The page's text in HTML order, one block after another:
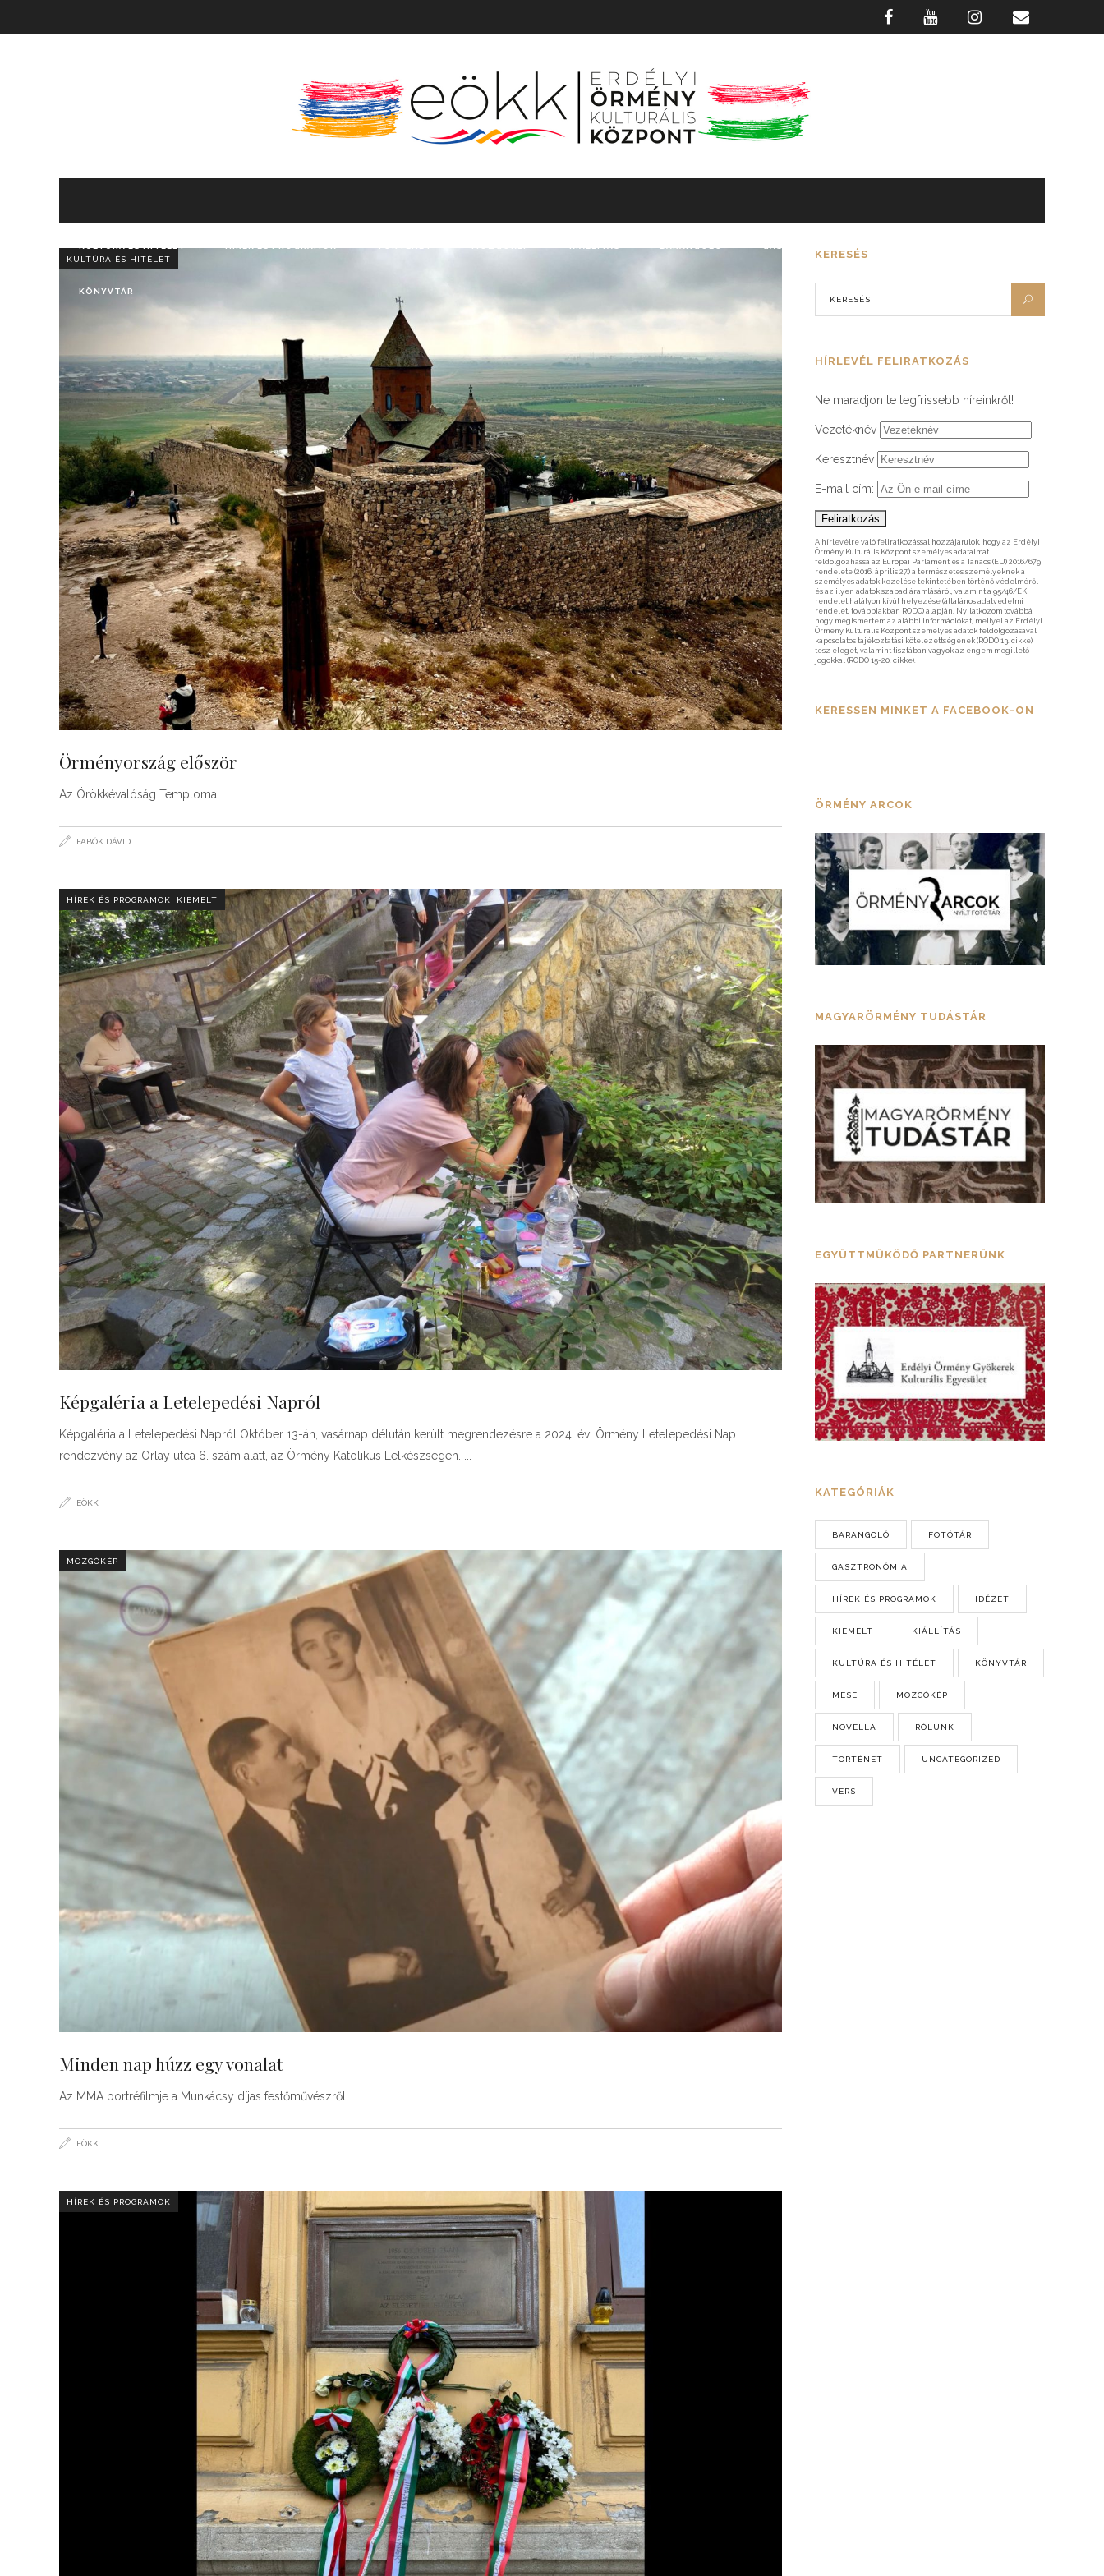
KÖNYVTÁR
KULTÚRA ÉS HITÉLET
Örményország először
Az Örökkévalóság Temploma
FABÓK DÁVID
HÍREK ÉS PROGRAMOK KIEMELT
Képgaléria a Letelepedési Napról
Képgaléria a Letelepedési Napról Október 13-án, vasárnap délután került megrendezésre a 2024. évi Örmény Letelepedési Nap
rendezvény az Orlay utca 6. szám alatt, az Örmény Katolikus Lelkészségen.
EÖKK
MOZGÓKÉP
Minden nap húzz egy vonalat
Az MMA portréfilmje a Munkácsy díjas festőművészről
EÖKK
HÍREK ÉS PROGRAMOK
KERESÉS
HÍRLEVÉL FELIRATKOZÁS
Ne maradjon le legfrissebb híreinkről!
Vezetéknév
Keresztnév
E-mail cím:
A hírlevélre való feliratkozással hozzájárulok, hogy az Erdélyi
Örmény Kulturális Központ személyes adataimat
feldolgozhassa az Európai Parlament és a Tanács (EU) 2016/679
rendelete (2016. április 27.) a természetes személyeknek a
személyes adatok kezelése tekintetében történő védelméről
és az ilyen adatok szabad áramlásáról, valamint a 95/46/EK
rendelet hatályon kívül helyezése (általános adatvédelmi
rendelet, továbbiakban RODO) alapján. Nyilatkozom továbbá,
hogy megismertem az alábbi információkat, mellyel az Erdélyi
Örmény Kulturális Központ személyes adatok feldolgozásával
kapcsolatos tájékoztatási kötelezettségének (RODO 13. cikke)
tesz eleget, valamint tisztában vagyok az engem megillető
jogokkal (RODO 15-20. cikke).
KERESSEN MINKET A FACEBOOK-ON
ÖRMÉNY ARCOK
MAGYARÖRMÉNY TUDÁSTÁR
EGYÜTTMŰKÖDŐ PARTNERÜNK
KATEGÓRIÁK
BARANGOLÓ FOTÓTÁR
GASZTRONÓMIA
HÍREK ÉS PROGRAMOK IDÉZET
KIEMELT KIÁLLÍTÁS
KULTÚRA ÉS HITÉLET KÖNYVTÁR
MESE MOZGÓKÉP
NOVELLA RÓLUNK
TÖRTÉNET UNCATEGORIZED
VERS